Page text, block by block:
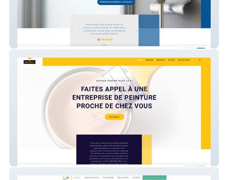
BATI PEINTURE - 91